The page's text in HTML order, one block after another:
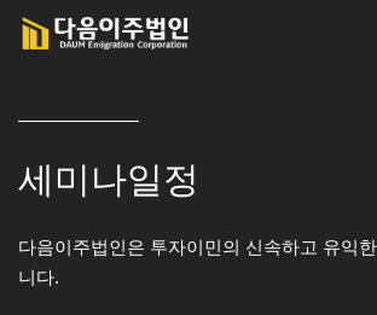
세미나일정
다음이주법인은 투자이민의 신속하고 유익
니다.